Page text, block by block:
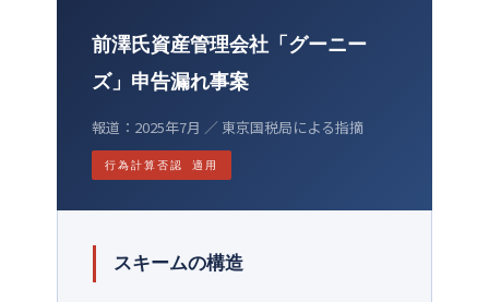
前澤氏資産管理会社「グーニー
ズ」申告漏れ事案
報道：2025年7月 ／ 東京国税局による指摘
行為計算否認 適用
スキームの構造